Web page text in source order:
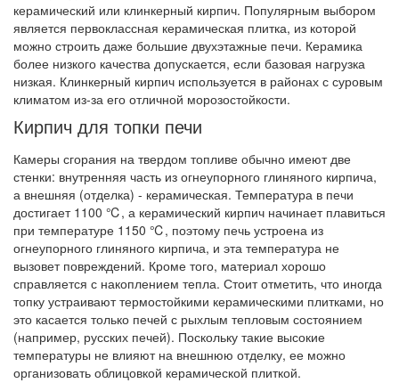
керамический или клинкерный кирпич. Популярным выбором
является первоклассная керамическая плитка, из которой
можно строить даже большие двухэтажные печи. Керамика
более низкого качества допускается, если базовая нагрузка
низкая. Клинкерный кирпич используется в районах с суровым
климатом из-за его отличной морозостойкости.
Кирпич для топки печи
Камеры сгорания на твердом топливе обычно имеют две
стенки: внутренняя часть из огнеупорного глиняного кирпича,
а внешняя (отделка) - керамическая. Температура в печи
достигает 1100 ℃, а керамический кирпич начинает плавиться
при температуре 1150 ℃, поэтому печь устроена из
огнеупорного глиняного кирпича, и эта температура не
вызовет повреждений. Кроме того, материал хорошо
справляется с накоплением тепла. Стоит отметить, что иногда
топку устраивают термостойкими керамическими плитками, но
это касается только печей с рыхлым тепловым состоянием
(например, русских печей). Поскольку такие высокие
температуры не влияют на внешнюю отделку, ее можно
организовать облицовкой керамической плиткой.